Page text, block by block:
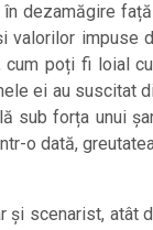
dezamăgire
valorilor
poți fi loial
ei au suscitat
sub forța unui
o dată,
și scenarist, atât